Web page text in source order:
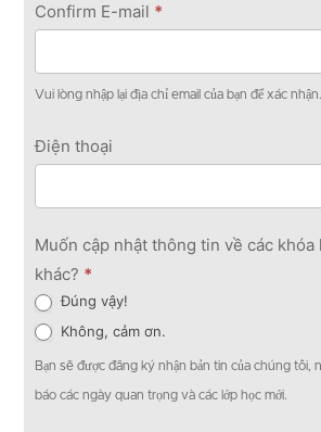
Confirm E-mail *
Vui lòng nhập lại địa chỉ email của bạn để xác nhận.
Điện thoại
Muốn cập nhật thông tin về các khóa
khác? *
Đúng vậy!
Không, cảm ơn.
Bạn sẽ được đăng ký nhận bản tin của chúng tôi,
báo các ngày quan trọng và các lớp học mới.